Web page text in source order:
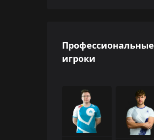
Профессиональные
игроки